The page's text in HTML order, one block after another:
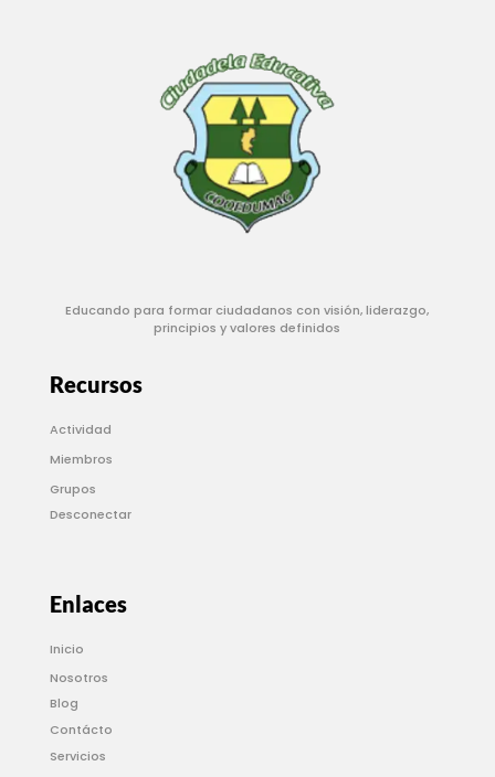
Educando para formar ciudadanos con visión, liderazgo,
principios y valores definidos
Recursos
Actividad
Miembros
Grupos
Desconectar
Enlaces
Inicio
Nosotros
Blog
Contácto
Servicios